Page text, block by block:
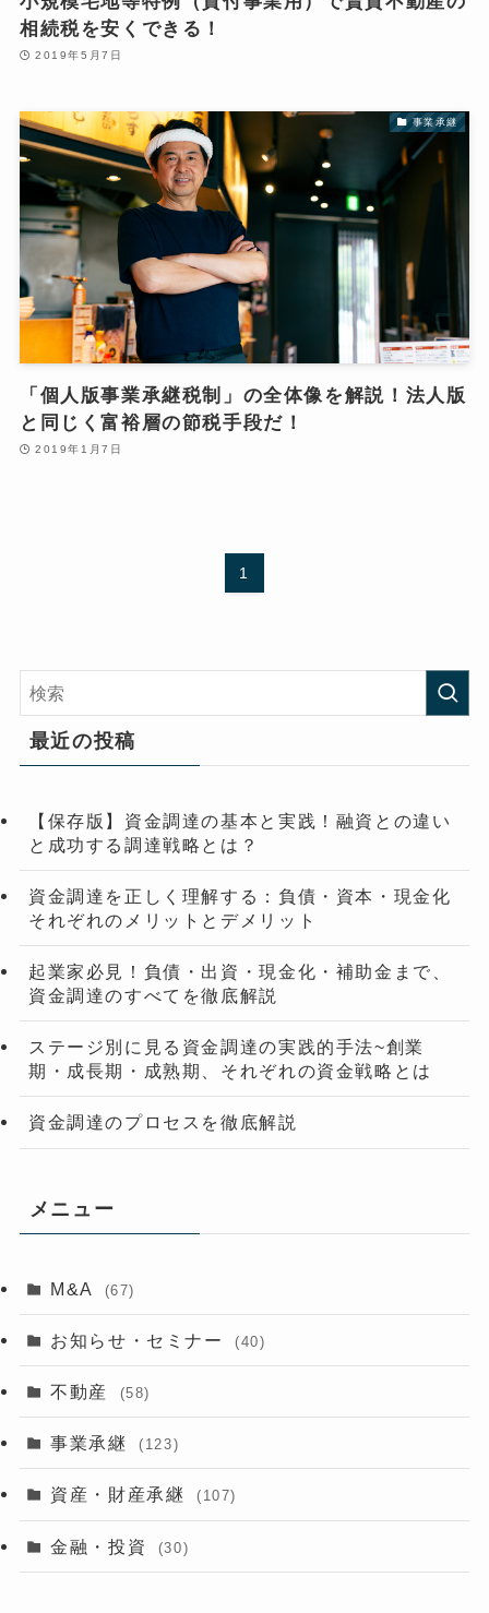
相続税を安くできる！
2019年5月7日
事業承継
「個人版事業承継税制」の全体像を解説！法人版
と同じく富裕層の節税手段だ！
2019年1月7日
1
最近の投稿
【保存版】資金調達の基本と実践！融資との違い
と成功する調達戦略とは？
資金調達を正しく理解する：負債・資本・現金化
それぞれのメリットとデメリット
起業家必見！負債・出資・現金化・補助金まで、
資金調達のすべてを徹底解説
ステージ別に見る資金調達の実践的手法~創業
期・成長期・成熟期、それぞれの資金戦略とは
資金調達のプロセスを徹底解説
メニュー
M&A (67)
お知らせ・セミナー (40)
不動産 (58)
事業承継 (123)
資産・財産承継 (107)
金融・投資 (30)